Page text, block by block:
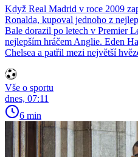
Když Real Madrid v roce 2009
Ronalda, kupoval jednoho z
Bale dorazil po letech v Premier
nejlepším hráčem Anglie. Eden
Chelsea a patřil mezi největší
Vše o sportu
dnes, 07:11
6 min